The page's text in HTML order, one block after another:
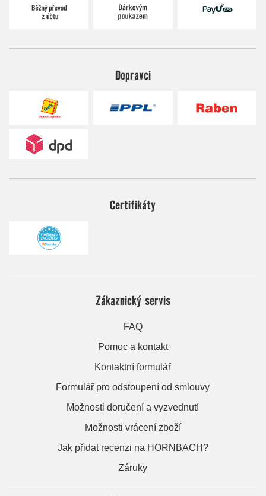
Dopravci
Certifikáty
Zákaznický servis
FAQ
Pomoc a kontakt
Kontaktní formulář
Formulář pro odstoupení od smlouvy
Možnosti doručení a vyzvednutí
Možnosti vrácení zboží
Jak přidat recenzi na HORNBACH?
Záruky